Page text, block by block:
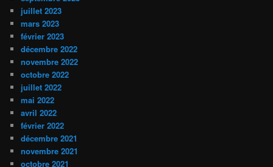
juillet 2023
mars 2023
février 2023
décembre 2022
novembre 2022
octobre 2022
juillet 2022
mai 2022
avril 2022
février 2022
décembre 2021
novembre 2021
octobre 2021